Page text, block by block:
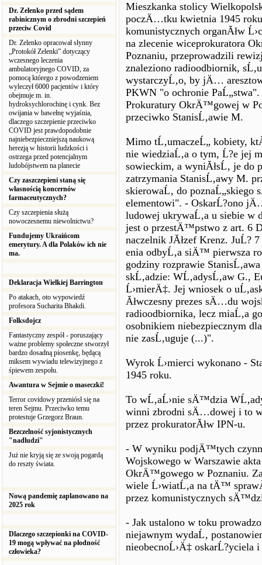
Dr. Zelenko przed sądem
rabinicznym o zbrodni szczepień
przeciw Covid
Dr. Zelenko opracował słynny
„Protokół Zelenki” dotyczący
wczesnego leczenia
ambulatoryjnego COVID, za
pomocą którego z powodzeniem
wyleczył 6000 pacjentów i który
obejmuje m. in.
hydroksychlorochinę i cynk. Bez
owijania w bawełnę wyjaśnia,
dlaczego szczepienie przeciwko
COVID jest prawdopodobnie
najniebezpieczniejszą naukową
herezją w historii ludzkości i
ostrzega przed potencjalnym
ludobójstwem na planecie
Czy zaszczepieni staną się
własnością koncernów
farmaceutycznych?
Czy szczepienia służą
nowoczesnemu niewolnictwu?
Fundujemy Ukraińcom
emerytury. A dla Polaków ich nie
ma.
Deklaracja Wielkiej Barrington
Po atakach, oto wypowiedź
profesora Sucharita Bhakdi.
Folksdojcz
Fantastyczny zespół - poruszający
ważne problemy społeczne stworzył
bardzo dosadną piosenkę, będącą
miksem wywiadu telewizyjnego z
śpiewem zespołu.
Awantura w Sejmie o maseczki!
Terror covidowy przeniósł się na
teren Sejmu. Przeciwko temu
protestuje Grzegorz Braun.
Bezczelność syjonistycznych
"nadludzi"
Już nie kryją się ze swoją pogardą
do reszty świata.
Nową pandemię zaplanowano na
2025 rok
Dlaczego szczepionki na COVID-
19 mogą wpływać na płodność
człowieka?
Mieszkanka stolicy
poczÄ…tku kwietnia 1945
komunistycznych organĂłw
na zlecenie wiceprokuratora
Poznaniu, przeprowadzili
znaleziono radioodbiornik,
wystarczyĹ‚o, by jÄ…
PKWN "o ochronie
Prokuratury OkrÄ™gowej w
przeciwko StanisĹ‚awie M.
Mimo tĹ‚umaczeĹ„ kobiety,
nie wiedziaĹ‚a o tym, Ĺ?e jej
sowieckim, a wyniĂłsĹ‚ je do
zatrzymania StanisĹ‚awy M.
skierowaĹ‚ do
elementowi". - OskarĹ?ono
ludowej ukrywaĹ‚a u siebie
jest o przestÄ™pstwo z art. 6
naczelnik JĂłzef Krenz. JuĹ?
enia odbyĹ‚a siÄ™ pierwsza
godziny rozprawie
skĹ‚adzie: WĹ‚adysĹ‚aw G.,
Ĺ›mierÄ‡. Jej wniosek o
Ăłwczesny prezes sÄ…du
radioodbiornika, lecz miaĹ‚a
osobnikiem niebezpiecznym
nie zasĹ‚uguje (...)".
Wyrok Ĺ›mierci wykonano -
1945 roku.
To wĹ‚aĹ›nie sÄ™dzia
winni zbrodni sÄ…dowej i to
przez prokuratorĂłw IPN-u.
- W wyniku podjÄ™tych
Wojskowego w Warszawie
OkrÄ™gowego w Poznaniu.
wiele Ĺ›wiatĹ‚a na tÄ™
przez komunistycznych
- Jak ustalono w toku
niejawnym wydaĹ‚
nieobecnoĹ›Ä‡ oskarĹ?yciela